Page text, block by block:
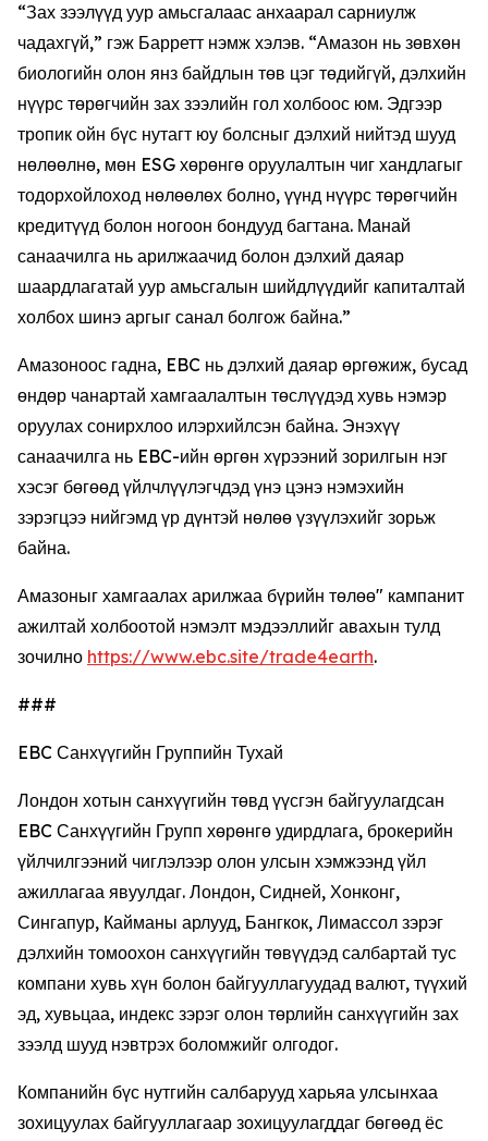
“Зах зээлүүд уур амьсгалаас анхаарал сарниулж
чадахгүй,” гэж Барретт нэмж хэлэв. “Амазон нь зөвхөн
биологийн олон янз байдлын төв цэг төдийгүй, дэлхийн
нүүрс төрөгчийн зах зээлийн гол холбоос юм. Эдгээр
тропик ойн бүс нутагт юу болсныг дэлхий нийтэд шууд
нөлөөлнө, мөн ESG хөрөнгө оруулалтын чиг хандлагыг
тодорхойлоход нөлөөлөх болно, үүнд нүүрс төрөгчийн
кредитүүд болон ногоон бондууд багтана. Манай
санаачилга нь арилжаачид болон дэлхий даяар
шаардлагатай уур амьсгалын шийдлүүдийг капиталтай
холбох шинэ аргыг санал болгож байна.”
Амазоноос гадна, EBC нь дэлхий даяар өргөжиж, бусад
өндөр чанартай хамгаалалтын төслүүдэд хувь нэмэр
оруулах сонирхлоо илэрхийлсэн байна. Энэхүү
санаачилга нь EBC-ийн өргөн хүрээний зорилгын нэг
хэсэг бөгөөд үйлчлүүлэгчдэд үнэ цэнэ нэмэхийн
зэрэгцээ нийгэмд үр дүнтэй нөлөө үзүүлэхийг зорьж
байна.
Амазоныг хамгаалах арилжаа бүрийн төлөө" кампанит
ажилтай холбоотой нэмэлт мэдээллийг авахын тулд
зочилно https://www.ebc.site/trade4earth.
###
EBC Санхүүгийн Группийн Тухай
Лондон хотын санхүүгийн төвд үүсгэн байгуулагдсан
EBC Санхүүгийн Групп хөрөнгө удирдлага, брокерийн
үйлчилгээний чиглэлээр олон улсын хэмжээнд үйл
ажиллагаа явуулдаг. Лондон, Сидней, Хонконг,
Сингапур, Кайманы арлууд, Бангкок, Лимассол зэрэг
дэлхийн томоохон санхүүгийн төвүүдэд салбартай тус
компани хувь хүн болон байгууллагуудад валют, түүхий
эд, хувьцаа, индекс зэрэг олон төрлийн санхүүгийн зах
зээлд шууд нэвтрэх боломжийг олгодог.
Компанийн бүс нутгийн салбарууд харьяа улсынхаа
зохицуулах байгууллагаар зохицуулагддаг бөгөөд ёс